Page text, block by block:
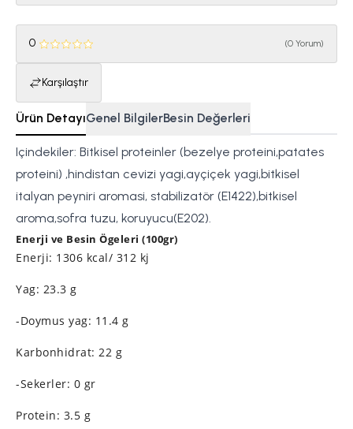
0 (0 Yorum)
Karşılaştır
Ürün DetayıGenel BilgilerBesin Değerleri
Içindekiler: Bitkisel proteinler (bezelye proteini,patates
proteini) ,hindistan cevizi yagi,ayçiçek yagi,bitkisel
italyan peyniri aromasi, stabilizatör (E1422),bitkisel
aroma,sofra tuzu, koruyucu(E202).
Enerji ve Besin Ögeleri (100gr)
Enerji: 1306 kcal/ 312 kj
Yag: 23.3 g
-Doymus yag: 11.4 g
Karbonhidrat: 22 g
-Sekerler: 0 gr
Protein: 3.5 g